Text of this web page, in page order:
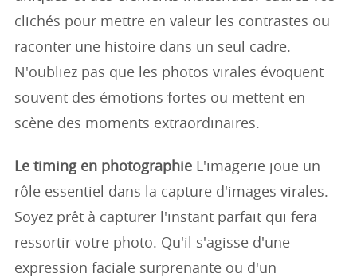
clichés pour mettre en valeur les contrastes ou
raconter une histoire dans un seul cadre.
N'oubliez pas que les photos virales évoquent
souvent des émotions fortes ou mettent en
scène des moments extraordinaires.
Le timing en photographie L'imagerie joue un
rôle essentiel dans la capture d'images virales.
Soyez prêt à capturer l'instant parfait qui fera
ressortir votre photo. Qu'il s'agisse d'une
expression faciale surprenante ou d'un